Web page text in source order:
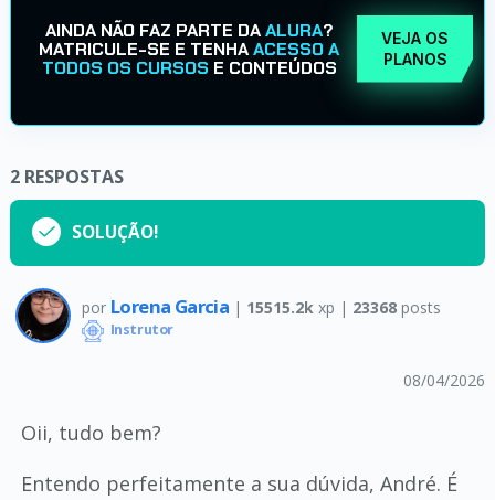
AINDA NÃO FAZ PARTE DAALURA?
MATRICULE-SE E TENHAACESSO A
TODOS OS CURSOS E CONTEÚDOS
VEJA OS
PLANOS
2 RESPOSTAS
SOLUÇÃO!
por Lorena Garcia | 15515.2k xp | 23368posts
Instrutor
08/04/2026
Oii, tudo bem?
Entendo perfeitamente a sua dúvida, André. É